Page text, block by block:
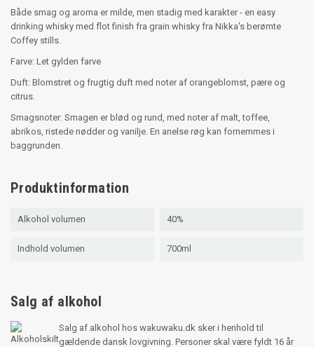
Både smag og aroma er milde, men stadig med karakter - en easy
drinking whisky med flot finish fra grain whisky fra Nikka's berømte
Coffey stills.
Farve: Let gylden farve
Duft: Blomstret og frugtig duft med noter af orangeblomst, pære og
citrus.
Smagsnoter: Smagen er blød og rund, med noter af malt, toffee,
abrikos, ristede nødder og vanilje. En anelse røg kan fornemmes i
baggrunden.
Produktinformation
Alkohol volumen 40%
Indhold volumen 700ml
Salg af alkohol
Salg af alkohol hos wakuwaku.dk sker i henhold til
gældende dansk lovgivning. Personer skal være fyldt 16 år